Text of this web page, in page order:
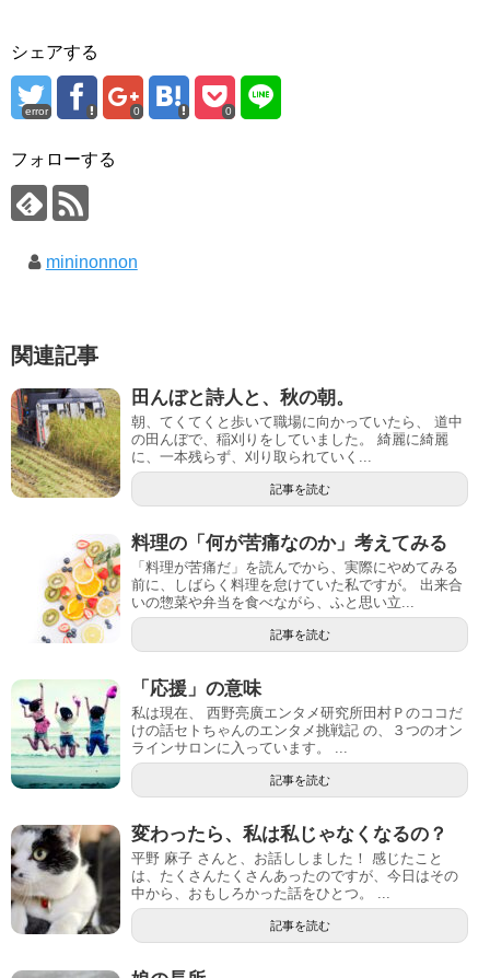
シェアする
error 0 0
フォローする
mininonnon
関連記事
田んぼと詩人と、秋の朝。
朝、てくてくと歩いて職場に向かっていたら、 道中
の田んぼで、稲刈りをしていました。 綺麗に綺麗
に、一本残らず、刈り取られていく...
記事を読む
料理の「何が苦痛なのか」考えてみる
「料理が苦痛だ」を読んでから、実際にやめてみる
前に、しばらく料理を怠けていた私ですが。 出来合
いの惣菜や弁当を食べながら、ふと思い立...
記事を読む
「応援」の意味
私は現在、 西野亮廣エンタメ研究所田村Ｐのココだ
けの話セトちゃんのエンタメ挑戦記 の、３つのオン
ラインサロンに入っています。 ...
記事を読む
変わったら、私は私じゃなくなるの？
平野 麻子 さんと、お話ししました！ 感じたこと
は、たくさんたくさんあったのですが、今日はその
中から、おもしろかった話をひとつ。 ...
記事を読む